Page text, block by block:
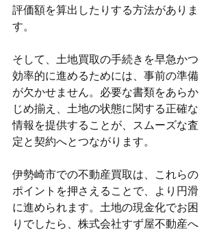
評価額を算出したりする方法がありま
す。
そして、土地買取の手続きを早急かつ
効率的に進めるためには、事前の準備
が欠かせません。必要な書類をあらか
じめ揃え、土地の状態に関する正確な
情報を提供することが、スムーズな査
定と契約へとつながります。
伊勢崎市での不動産買取は、これらの
ポイントを押さえることで、より円滑
に進められます。土地の現金化でお困
りでしたら、株式会社すず屋不動産へ